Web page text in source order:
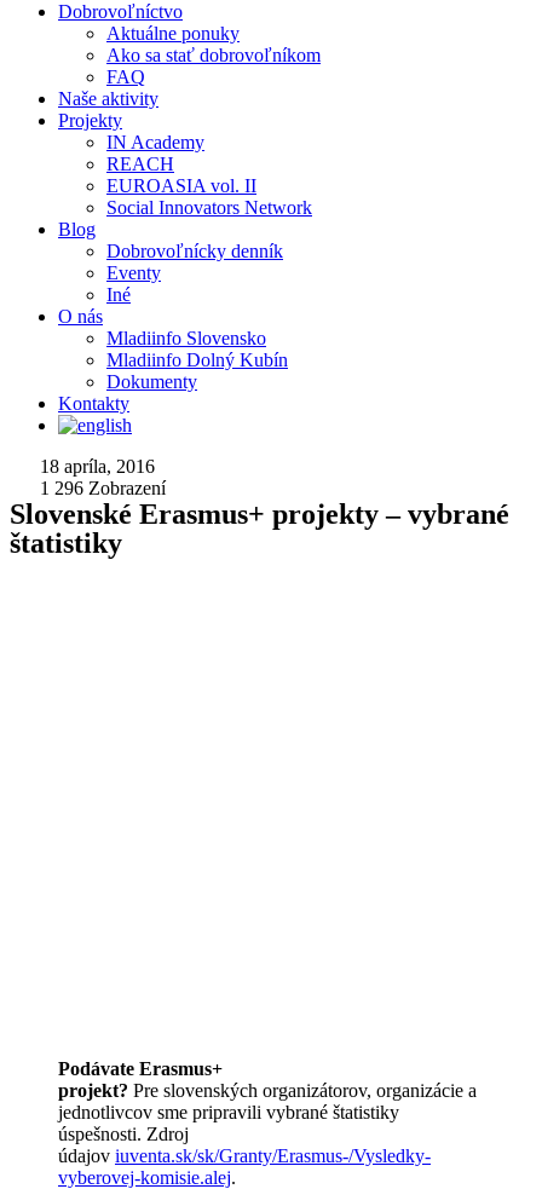
Dobrovoľníctvo
Aktuálne ponuky
Ako sa stať dobrovoľníkom
FAQ
Naše aktivity
Projekty
IN Academy
REACH
EUROASIA vol. II
Social Innovators Network
Blog
Dobrovoľnícky denník
Eventy
Iné
O nás
Mladiinfo Slovensko
Mladiinfo Dolný Kubín
Dokumenty
Kontakty
18 apríla, 2016
1 296 Zobrazení
Slovenské Erasmus+ projekty – vybrané
štatistiky
Podávate Erasmus+
projekt? Pre slovenských organizátorov, organizácie a
jednotlivcov sme pripravili vybrané štatistiky
úspešnosti. Zdroj
údajov iuventa.sk/sk/Granty/Erasmus-/Vysledky-
vyberovej-komisie.alej.